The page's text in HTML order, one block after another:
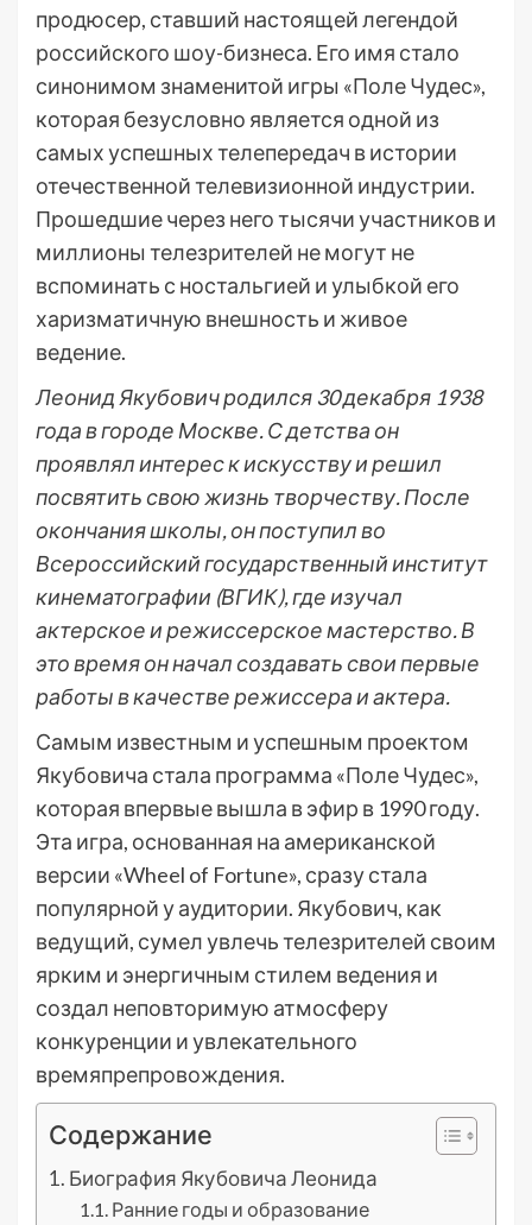
продюсер, ставший настоящей легендой
российского шоу-бизнеса. Его имя стало
синонимом знаменитой игры «Поле Чудес»,
которая безусловно является одной из
самых успешных телепередач в истории
отечественной телевизионной индустрии.
Прошедшие через него тысячи участников и
миллионы телезрителей не могут не
вспоминать с ностальгией и улыбкой его
харизматичную внешность и живое
ведение.
Леонид Якубович родился 30 декабря 1938
года в городе Москве. С детства он
проявлял интерес к искусству и решил
посвятить свою жизнь творчеству. После
окончания школы, он поступил во
Всероссийский государственный институт
кинематографии (ВГИК), где изучал
актерское и режиссерское мастерство. В
это время он начал создавать свои первые
работы в качестве режиссера и актера.
Самым известным и успешным проектом
Якубовича стала программа «Поле Чудес»,
которая впервые вышла в эфир в 1990 году.
Эта игра, основанная на американской
версии «Wheel of Fortune», сразу стала
популярной у аудитории. Якубович, как
ведущий, сумел увлечь телезрителей своим
ярким и энергичным стилем ведения и
создал неповторимую атмосферу
конкуренции и увлекательного
времяпрепровождения.
Содержание
Биография Якубовича Леонида
Ранние годы и образование